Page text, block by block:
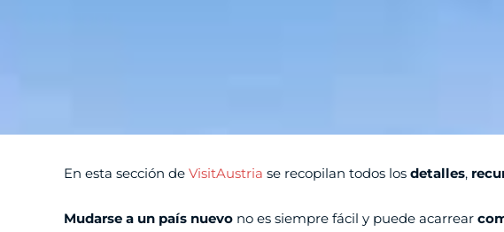
En esta sección de VisitAustria se recopilan todos los detalles,
Mudarse a un país nuevo no es siempre fácil y puede acarrear